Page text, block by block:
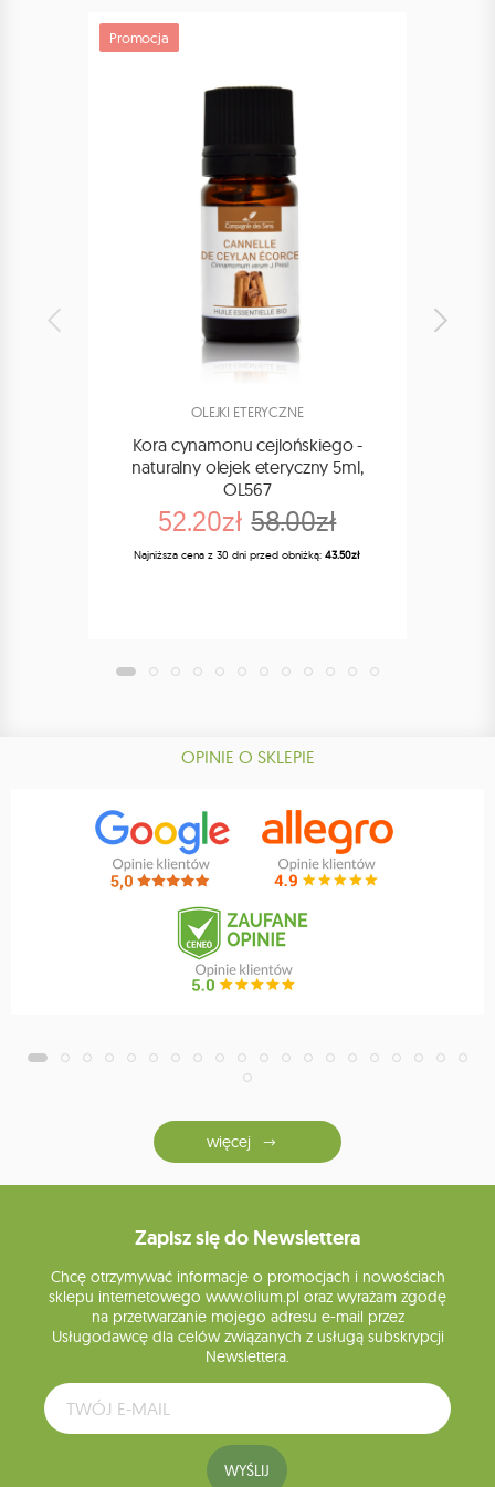
Promocja
OLEJKI ETERYCZNE
Kora cynamonu cejlońskiego -
naturalny olejek eteryczny 5ml,
OL567
52.20zł 58.00zł
Najniższa cena z 30 dni przed obniżką:43.50zł
OPINIE O SKLEPIE
więcej
Zapisz się do Newslettera
Chcę otrzymywać informacje o promocjach i nowościach
sklepu internetowego www.olium.pl oraz wyrażam zgodę
na przetwarzanie mojego adresu e-mail przez
Usługodawcę dla celów związanych z usługą subskrypcji
Newslettera.
WYŚLIJ